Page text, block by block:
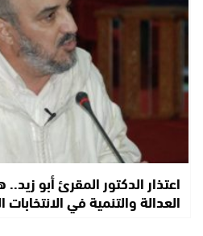
اعتذار الدكتور المقرئ أبو
العدالة والتنمية في